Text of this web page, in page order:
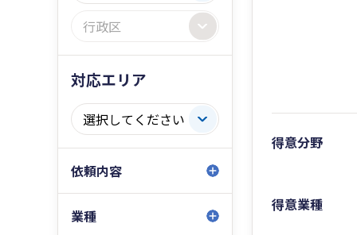
対応エリア
依頼内容
業種
得意分野
得意業種